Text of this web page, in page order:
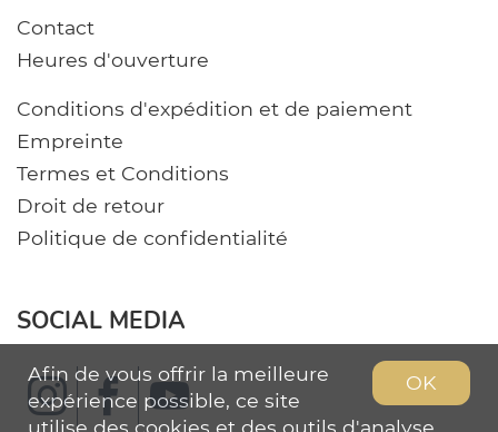
Contact
Heures d'ouverture
Conditions d'expédition et de paiement
Empreinte
Termes et Conditions
Droit de retour
Politique de confidentialité
SOCIAL MEDIA
OK
Afin de vous offrir la meilleure
expérience possible, ce site
utilise des cookies et des outils d'analyse.